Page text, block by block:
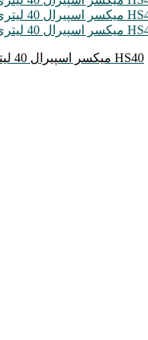
میکسر اسپیرال 40 لیتری اسمارت مدل HS40